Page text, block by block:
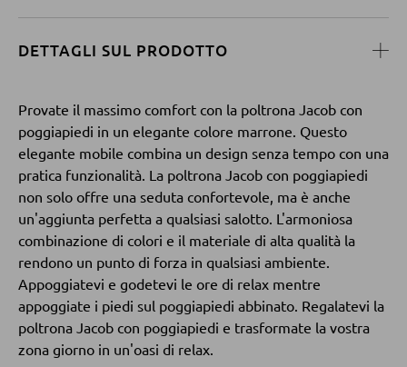
Moduli TV
Tavolini da caffé
Tavolini da divano
POLTRONE
Poltrone imbottite
Poltrone relax
Poltrone con schienale ad ali
Poltrone TV
DETTAGLI SUL PRODOTTO
Provate il massimo comfort con la poltrona Jacob con
poggiapiedi in un elegante colore marrone. Questo
elegante mobile combina un design senza tempo con una
pratica funzionalità. La poltrona Jacob con poggiapiedi
non solo offre una seduta confortevole, ma è anche
un'aggiunta perfetta a qualsiasi salotto. L'armoniosa
combinazione di colori e il materiale di alta qualità la
rendono un punto di forza in qualsiasi ambiente.
Appoggiatevi e godetevi le ore di relax mentre
appoggiate i piedi sul poggiapiedi abbinato. Regalatevi la
poltrona Jacob con poggiapiedi e trasformate la vostra
zona giorno in un'oasi di relax.